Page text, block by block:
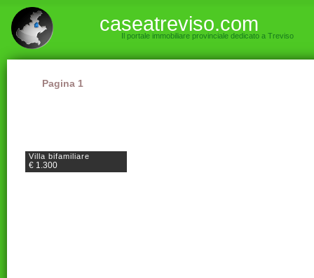
caseatreviso.com
Il portale immobiliare provinciale dedicato a Treviso
Pagina 1
Villa bifamiliare
€ 1.300